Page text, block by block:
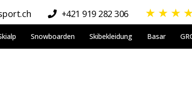
+421 919 282 306 ★ ★ ★
Snowboarden Skibekleidung Basar